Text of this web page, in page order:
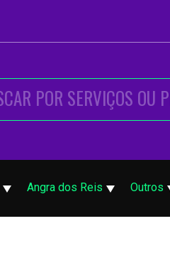
Angra dos Reis Outros